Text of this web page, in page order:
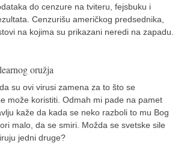
do cenzure na tviteru, fejsbuku i
Cenzurišu američkog predsednika,
na kojima su prikazani neredi na zapadu.
oružja
su ovi virusi zamena za to što se
može koristiti. Odmah mi pade na pamet
kaže da kada se neko razboli to mu Bog
malo, da se smiri. Možda se svetske sile
jedni druge?